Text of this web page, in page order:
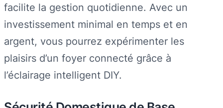
facilite la gestion quotidienne. Avec un
investissement minimal en temps et en
argent, vous pourrez expérimenter les
plaisirs d’un foyer connecté grâce à
l’éclairage intelligent DIY.